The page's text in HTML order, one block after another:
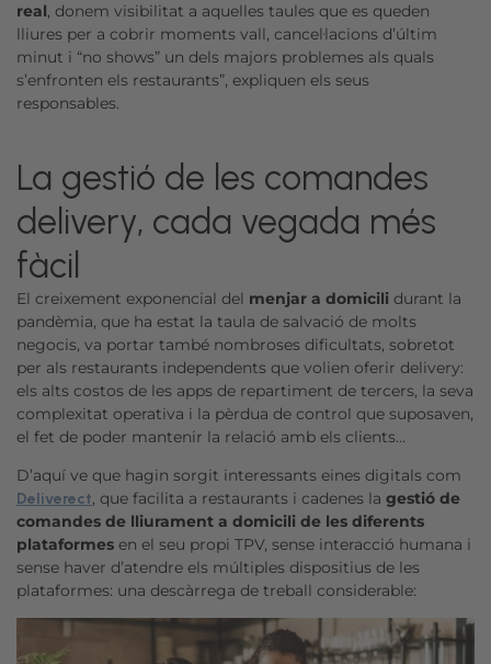
real, donem visibilitat a aquelles taules que es queden
lliures per a cobrir moments vall, cancel·lacions d’últim
minut i “no shows” un dels majors problemes als quals
s’enfronten els restaurants”, expliquen els seus
responsables.
La gestió de les comandes
delivery, cada vegada més
fàcil
El creixement exponencial del menjar a domicili durant la
pandèmia, que ha estat la taula de salvació de molts
negocis, va portar també nombroses dificultats, sobretot
per als restaurants independents que volien oferir delivery:
els alts costos de les apps de repartiment de tercers, la seva
complexitat operativa i la pèrdua de control que suposaven,
el fet de poder mantenir la relació amb els clients…
D’aquí ve que hagin sorgit interessants eines digitals com
Deliverect, que facilita a restaurants i cadenes la gestió de
comandes de lliurament a domicili de les diferents
plataformes en el seu propi TPV, sense interacció humana i
sense haver d’atendre els múltiples dispositius de les
plataformes: una descàrrega de treball considerable: